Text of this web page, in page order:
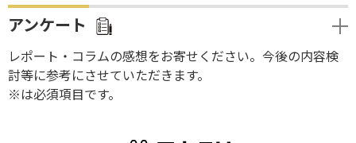
アンケート
レポート・コラムの感想をお寄せください。今後の内容検
討等に参考にさせていただきます。
※は必須項目です。